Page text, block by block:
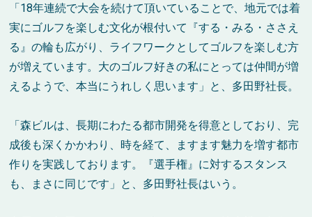
「18年連続で大会を続けて頂いていることで、地元では着
実にゴルフを楽しむ文化が根付いて『する・みる・ささえ
る』の輪も広がり、ライフワークとしてゴルフを楽しむ方
が増えています。大のゴルフ好きの私にとっては仲間が増
えるようで、本当にうれしく思います」と、多田野社長。
「森ビルは、長期にわたる都市開発を得意としており、完
成後も深くかかわり、時を経て、ますます魅力を増す都市
作りを実践しております。『選手権』に対するスタンス
も、まさに同じです」と、多田野社長はいう。